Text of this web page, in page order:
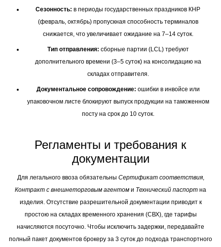
Сезонность: в периоды государственных праздников КНР
(февраль, октябрь) пропускная способность терминалов
снижается, что увеличивает ожидание на 7–14 суток.
Тип отправления: сборные партии (LCL) требуют
дополнительного времени (3–5 суток) на консолидацию на
складах отправителя.
Документальное сопровождение: ошибки в инвойсе или
упаковочном листе блокируют выпуск продукции на таможенном
посту на срок до 10 суток.
Регламенты и требования к
документации
Для легального ввоза обязательны Сертификат соответствия,
Контракт с внешнеторговым агентом и Технический паспорт на
изделия. Отсутствие разрешительной документации приводит к
простою на складах временного хранения (СВХ), где тарифы
начисляются посуточно. Чтобы исключить задержки, передавайте
полный пакет документов брокеру за 3 суток до подхода транспортного